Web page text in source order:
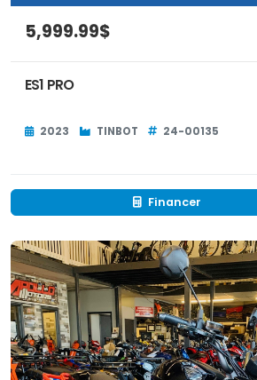
5,999.99$
ES1 PRO
2023 TINBOT 24-00135
Financer
EN INVENTAIRE Neuf